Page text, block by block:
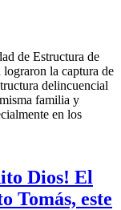
de Estructura de
la captura de
delincuencial
familia y
en los
Dios! El
Tomás, este